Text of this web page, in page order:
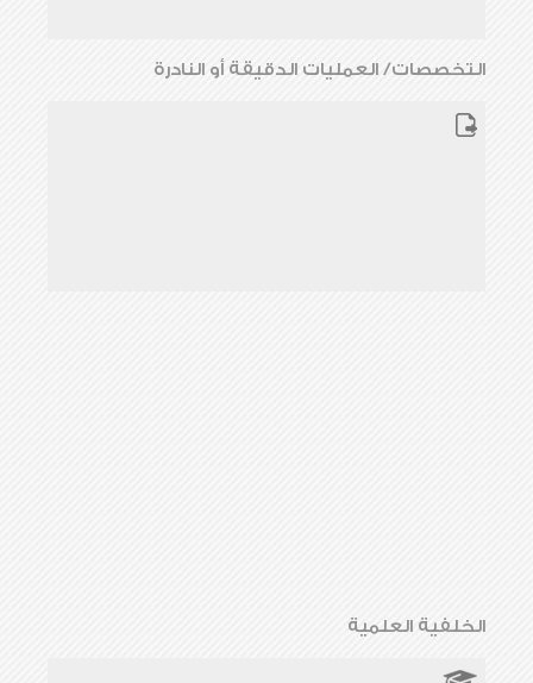
التخصصات/ العمليات الدقيقة أو النادرة
الخلفية العلمية